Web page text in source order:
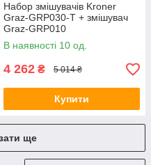
Набор змішувачів Kroner
Graz-GRP030-T + змішувач
Graz-GRP010
В наявності 10 од.
4 262 ₴ 5 014 ₴
Купити
ще